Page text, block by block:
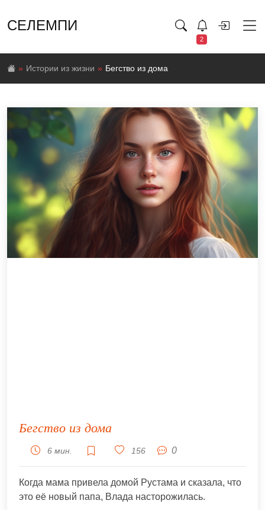
СЕЛЕМПИ
2
Истории из жизни Бегство из дома
Бегство из дома
6 мин. 156 0
Когда мама привела домой Рустама и сказала, что
это её новый папа, Влада насторожилась.